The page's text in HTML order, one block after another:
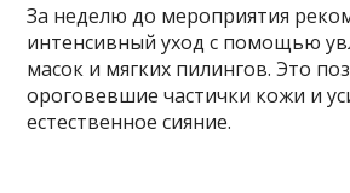
За неделю до мероприятия
интенсивный уход с помощью
масок и мягких пилингов. Это
ороговевшие частички кожи и
естественное сияние.